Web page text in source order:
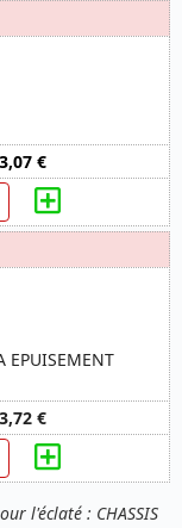
l'éclaté : CHASSIS
3,07 €
EPUISEMENT
3,72 €